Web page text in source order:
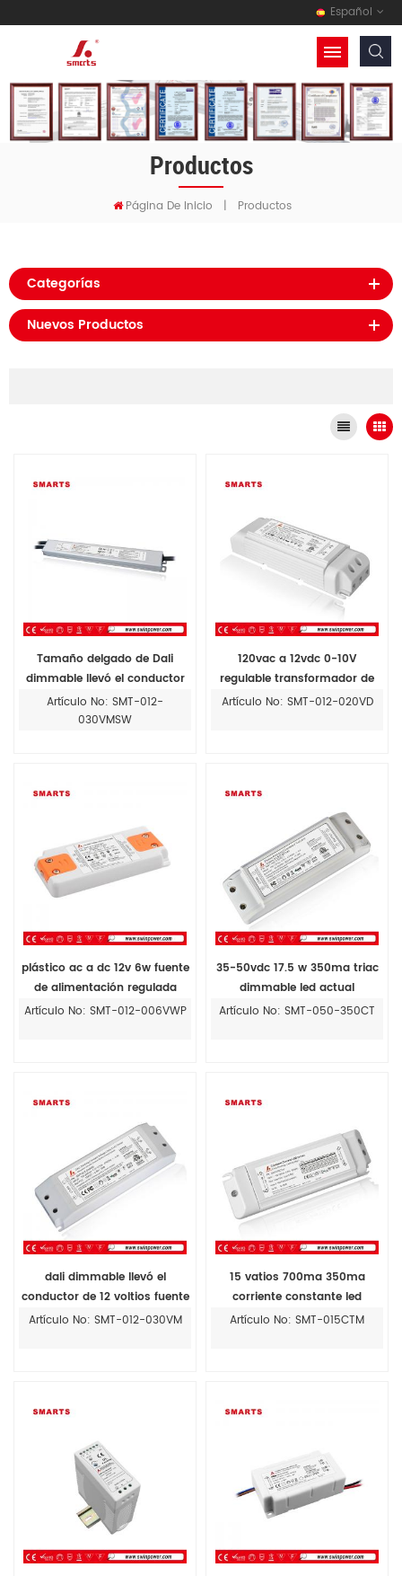
Español
Productos
Página De Inicio | Productos
Categorías
Nuevos Productos
Tamaño delgado de Dali
dimmable llevó el conductor
12V 30w esbelta de suministro
de energía LED
Artículo No: SMT-012-
030VMSW
120vac a 12vdc 0-10V
regulable transformador de
luz de tira llevada
Artículo No: SMT-012-020VD
plástico ac a dc 12v 6w fuente
de alimentación regulada
Artículo No: SMT-012-006VWP
35-50vdc 17.5 w 350ma triac
dimmable led actual
constante del conductor
Artículo No: SMT-050-350CT
dali dimmable llevó el
conductor de 12 voltios fuente
de alimentación para tiras de
Artículo No: SMT-012-030VM
15 vatios 700ma 350ma
corriente constante led
controlador circuito regulable
Artículo No: SMT-015CTM